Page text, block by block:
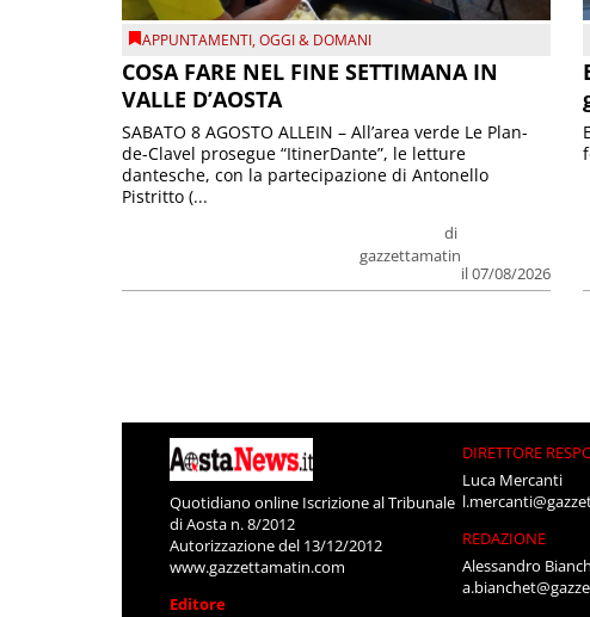
APPUNTAMENTI,OGGI & DOMANI
COSA FARE NEL FINE SETTIMANA IN
VALLE D’AOSTA
di
gazzettamatin
il 07/08/2026
SABATO 8 AGOSTO ALLEIN – All’area verde Le Plan-
de-Clavel prosegue “ItinerDante”, le letture
dantesche, con la partecipazione di Antonello
Pistritto (...
Quotidiano online Iscrizione al Tribunale
di Aosta n. 8/2012
Autorizzazione del 13/12/2012
www.gazzettamatin.com
Editore
DIRETTORE
Luca Mercanti
REDAZIONE
Alessandro